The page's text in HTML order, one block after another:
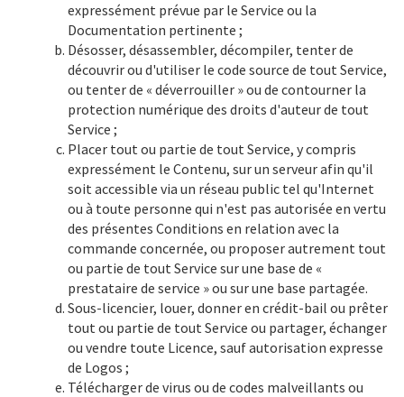
expressément prévue par le Service ou la
Documentation pertinente ;
Désosser, désassembler, décompiler, tenter de
découvrir ou d'utiliser le code source de tout Service,
ou tenter de « déverrouiller » ou de contourner la
protection numérique des droits d'auteur de tout
Service ;
Placer tout ou partie de tout Service, y compris
expressément le Contenu, sur un serveur afin qu'il
soit accessible via un réseau public tel qu'Internet
ou à toute personne qui n'est pas autorisée en vertu
des présentes Conditions en relation avec la
commande concernée, ou proposer autrement tout
ou partie de tout Service sur une base de «
prestataire de service » ou sur une base partagée.
Sous-licencier, louer, donner en crédit-bail ou prêter
tout ou partie de tout Service ou partager, échanger
ou vendre toute Licence, sauf autorisation expresse
de Logos ;
Télécharger de virus ou de codes malveillants ou